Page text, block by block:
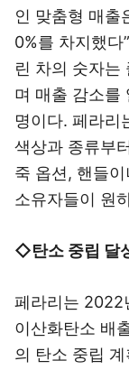
인 맞춤형 매출
0%를 차지했
린 차의 숫자는
며 매출 감소를
명이다. 페라리
색상과 종류부
죽 옵션, 핸들
소유자들이 원
◇탄소 중립 달
페라리는 2022
이산화탄소 배
의 탄소 중립